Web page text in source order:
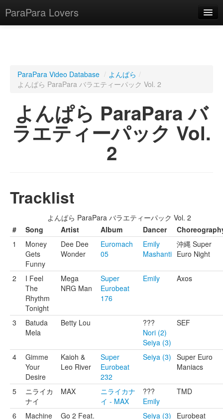
ParaPara Lovers
ParaPara Video Database
TechPara Video Database
CD Database
ParaPara Video Database / よんぱら /
よんぱら ParaPara バラエティーパック Vol. 2
よんぱら ParaPara バ
ラエティーパック Vol.
2
Tracklist
よんぱら ParaPara バラエティーパック Vol. 2
#
Song Artist Album Dancer
1
Money
Gets
Funny
Dee Dee
Wonder
Euromach
05
Emily
Mashanti
沖縄 Super
Euro Night
2
I Feel
The
Rhythm
Tonight
Mega
NRG Man
Super
Eurobeat
176
Emily Axos
3
Batuda
Mela
Betty Lou
???
Nori (2)
Seiya (3)
SEF
4
Gimme
Your
Desire
Kaioh &
Leo River
Super
Eurobeat
232
Seiya (3) Super Euro
Maniacs
5
ニライカ
ナイ
MAX
ニライカナ
イ - MAX
???
Emily
TMD
6
Machine
Go 2 Feat.
Seiya (3)
Eurobeat